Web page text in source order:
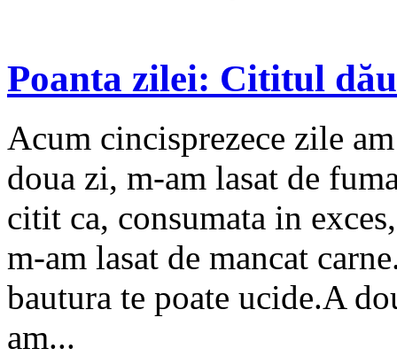
Poanta zilei: Cititul
Acum cincisprezece zile
doua zi, m-am lasat de
citit ca, consumata in
m-am lasat de mancat
bautura te poate ucide.A
am...